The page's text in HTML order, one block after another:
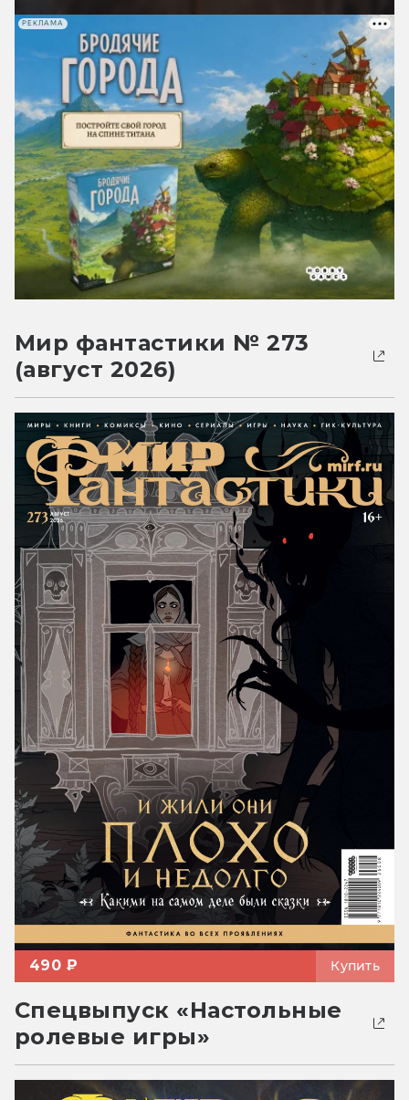
РЕКЛАМА
Мир фантастики № 273
(август 2026)
490 ₽ Купить
Спецвыпуск «Настольные
ролевые игры»